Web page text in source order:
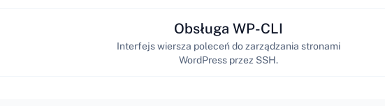
Obsługa WP-CLI
Interfejs wiersza poleceń do zarządzania stronami
WordPress przez SSH.